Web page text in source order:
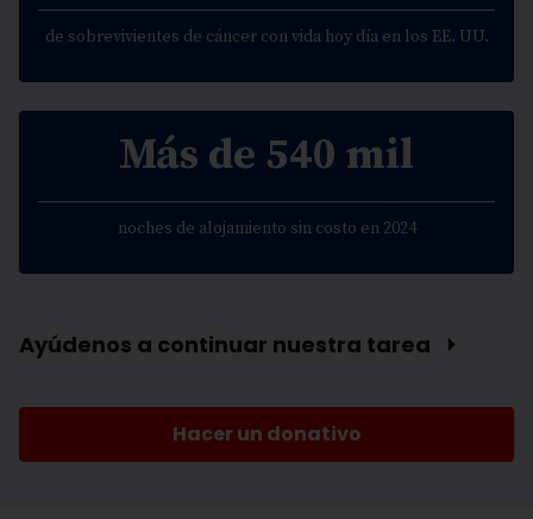
de sobrevivientes de cáncer con vida hoy día en los EE. UU.
Más de 540 mil
noches de alojamiento sin costo en 2024
Ayúdenos a continuar nuestra tarea ⏵
Hacer un donativo